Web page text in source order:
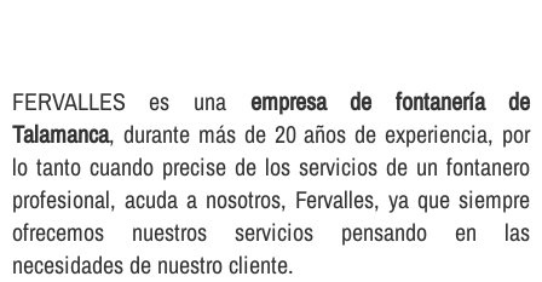
FERVALLES es una empresa de fontanerí­a de
Talamanca, durante más de 20 años de experiencia, por
lo tanto cuando precise de los servicios de un fontanero
profesional, acuda a nosotros, Fervalles, ya que siempre
ofrecemos nuestros servicios pensando en las
necesidades de nuestro cliente.